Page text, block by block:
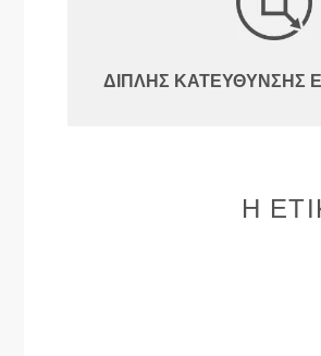
ΔΙΠΛΉΣ ΚΑΤΕΎΘΥΝΣΗΣ
Η